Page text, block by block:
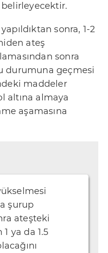
sonra, 1-2
ateş
sonra
durumuna geçmesi
maddeler
altına almaya
aşamasına
şurup
ateşteki
ya da 1.5